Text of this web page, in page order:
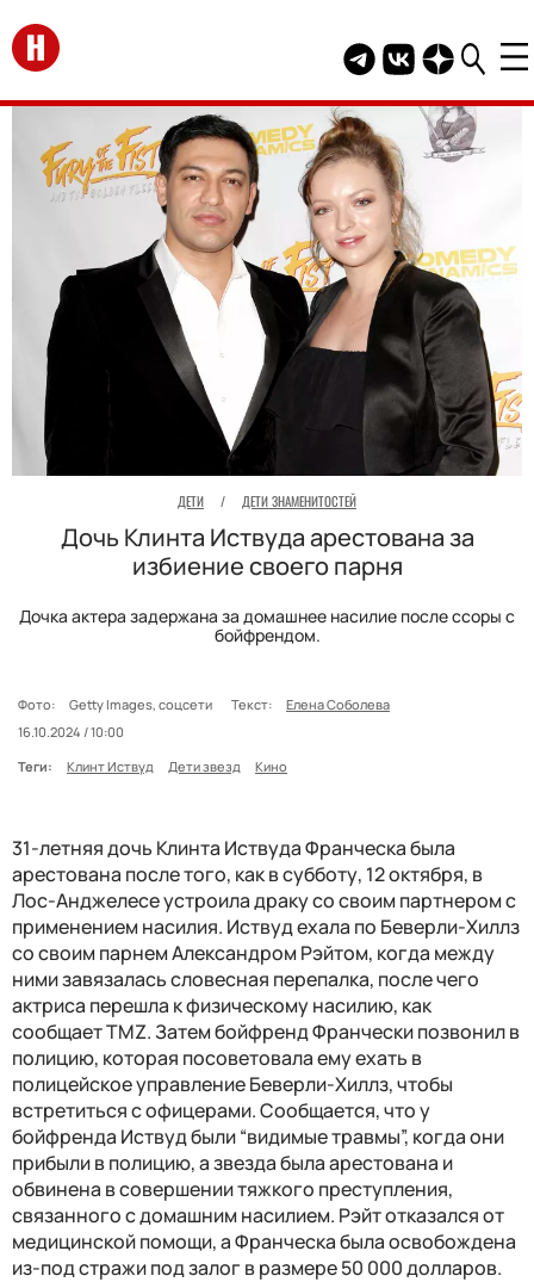
Перейти на главную
Telegram канал
Группа HELLO
Канал
ДЕТИ / ДЕТИ ЗНАМЕНИТОСТЕЙ
Дочь Клинта Иствуда арестована за
избиение своего парня
Дочка актера задержана за домашнее насилие после ссоры с
бойфрендом.
Фото: Getty Images, соцсети Текст:
Елена Соболева
16.10.2024 / 10:00
Теги:
Клинт Иствуд Дети звезд Кино
31-летняя дочь Клинта Иствуда Франческа была
арестована после того, как в субботу, 12 октября, в
Лос-Анджелесе устроила драку со своим партнером с
применением насилия. Иствуд ехала по Беверли-Хиллз
со своим парнем Александром Рэйтом, когда между
ними завязалась словесная перепалка, после чего
актриса перешла к физическому насилию, как
сообщает TMZ. Затем бойфренд Франчески позвонил в
полицию, которая посоветовала ему ехать в
полицейское управление Беверли-Хиллз, чтобы
встретиться с офицерами. Сообщается, что у
бойфренда Иствуд были “видимые травмы”, когда они
прибыли в полицию, а звезда была арестована и
обвинена в совершении тяжкого преступления,
связанного с домашним насилием. Рэйт отказался от
медицинской помощи, а Франческа была освобождена
из-под стражи под залог в размере 50 000 долларов.